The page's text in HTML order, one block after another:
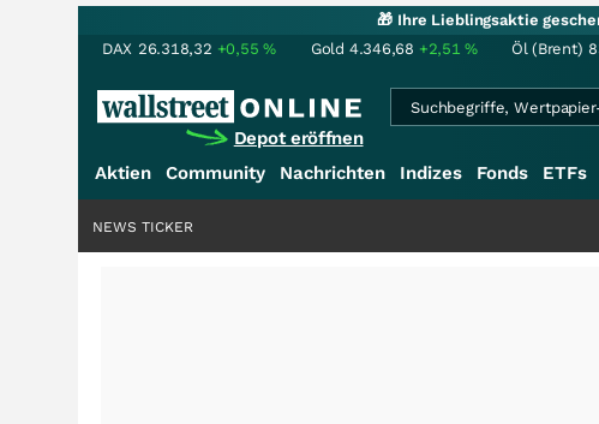
🎁 Ihre Lieblingsaktie
DAX 26.318,32 +0,55% Gold 4.346,68 +2,51% Öl (Brent)
Depot eröffnen
Aktien Community Nachrichten Indizes Fonds ETFs
NEWS TICKER